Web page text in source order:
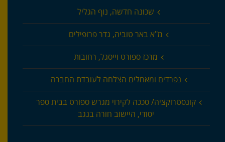
שכונה חדשה, נוף הגליל
מ"א באר טוביה, גדר פרופילים
מרכז ספורט וייסגל, רחובות
נפרדים ומאחלים הצלחה לעובדת החברה
קונסטרוקציה/ סככה לקירוי מגרש ספורט בבית ספר
יסודי, היישוב חורה בנגב